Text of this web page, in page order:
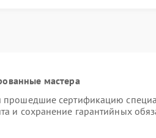
мастера
прошедшие сертификацию
и сохранение гарантийных